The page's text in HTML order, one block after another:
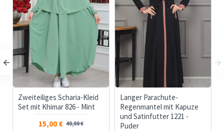
Zweiteiliges Scharia-Kleid
Set mit Khimar 826 - Mint
15,00 € 40,00 €
Langer Parachute-
Regenmantel mit Kapuze
und Satinfutter 1221 -
Puder